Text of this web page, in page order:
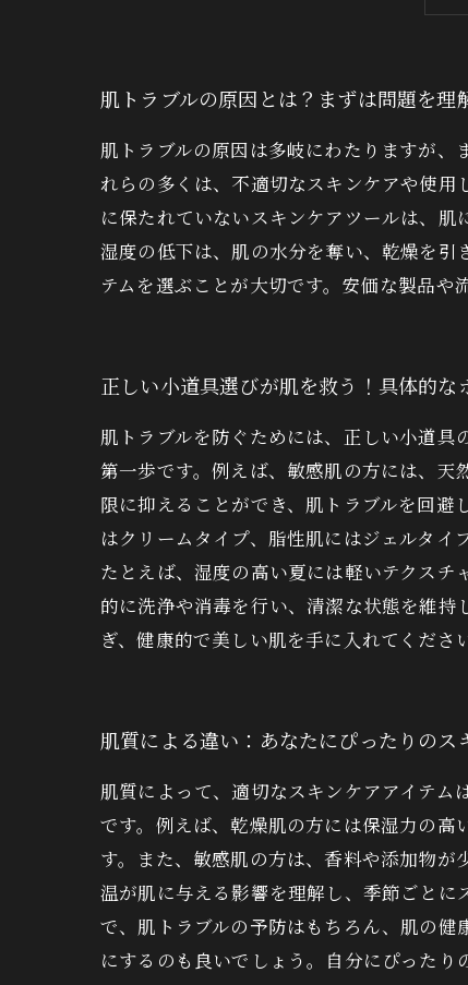
肌トラブルの原因とは？まずは問題を理
肌トラブルの原因は多岐にわたりますが、
れらの多くは、不適切なスキンケアや使
に保たれていないスキンケアツールは、
湿度の低下は、肌の水分を奪い、乾燥を引
テムを選ぶことが大切です。安価な製品や
正しい小道具選びが肌を救う！具体的な
肌トラブルを防ぐためには、正しい小道
第一歩です。例えば、敏感肌の方には、
限に抑えることができ、肌トラブルを回
はクリームタイプ、脂性肌にはジェルタイ
たとえば、湿度の高い夏には軽いテクス
的に洗浄や消毒を行い、清潔な状態を維
ぎ、健康的で美しい肌を手に入れてください
肌質による違い：あなたにぴったりのス
肌質によって、適切なスキンケアアイテ
です。例えば、乾燥肌の方には保湿力の
す。また、敏感肌の方は、香料や添加物
温が肌に与える影響を理解し、季節ごとに
で、肌トラブルの予防はもちろん、肌の
にするのも良いでしょう。自分にぴったり